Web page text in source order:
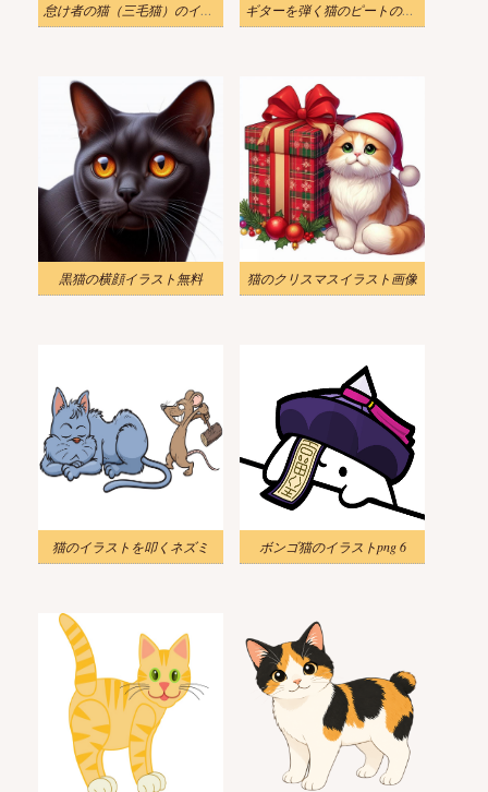
怠け者の猫（三毛猫）のイラスト ギターを弾く猫のピートのイラスト
黒猫の横顔イラスト無料 猫のクリスマスイラスト画像
猫のイラストを叩くネズミ ボンゴ猫のイラストpng 6